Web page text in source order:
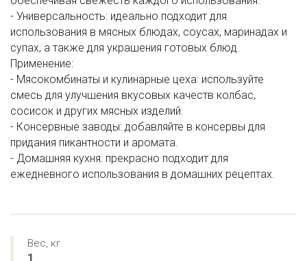
- Универсальность: идеально подходит для
использования в мясных блюдах, соусах, маринадах и
супах, а также для украшения готовых блюд.
Применение:
- Мясокомбинаты и кулинарные цеха: используйте
смесь для улучшения вкусовых качеств колбас,
сосисок и других мясных изделий.
- Консервные заводы: добавляйте в консервы для
придания пикантности и аромата.
- Домашняя кухня: прекрасно подходит для
ежедневного использования в домашних рецептах.
Вес, кг
1